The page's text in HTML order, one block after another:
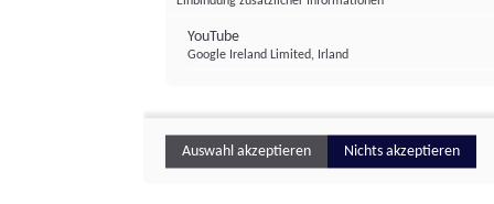
YouTube
Google Ireland Limited, Irland
Auswahl akzeptieren Nichts akzeptieren